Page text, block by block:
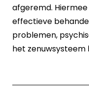
afgeremd.
effectieve
problemen,
het zenuwsysteem